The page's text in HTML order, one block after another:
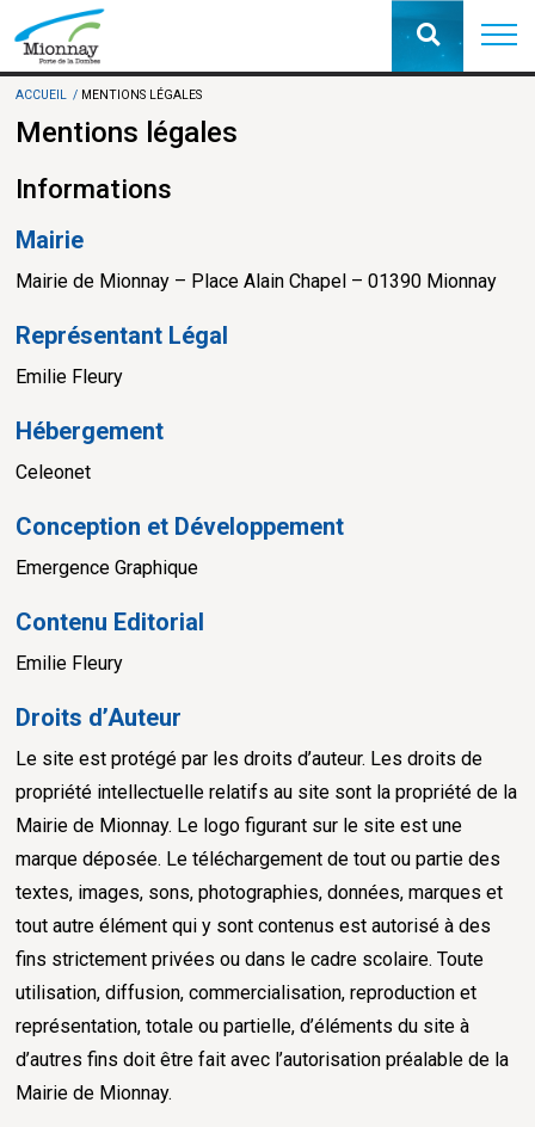
ACCUEIL MENTIONS LÉGALES
Mentions légales
Informations
Mairie
Mairie de Mionnay – Place Alain Chapel – 01390 Mionnay
Représentant Légal
Emilie Fleury
Hébergement
Celeonet
Conception et Développement
Emergence Graphique
Contenu Editorial
Emilie Fleury
Droits d’Auteur
Le site est protégé par les droits d’auteur. Les droits de
propriété intellectuelle relatifs au site sont la propriété de la
Mairie de Mionnay. Le logo figurant sur le site est une
marque déposée. Le téléchargement de tout ou partie des
textes, images, sons, photographies, données, marques et
tout autre élément qui y sont contenus est autorisé à des
fins strictement privées ou dans le cadre scolaire. Toute
utilisation, diffusion, commercialisation, reproduction et
représentation, totale ou partielle, d’éléments du site à
d’autres fins doit être fait avec l’autorisation préalable de la
Mairie de Mionnay.